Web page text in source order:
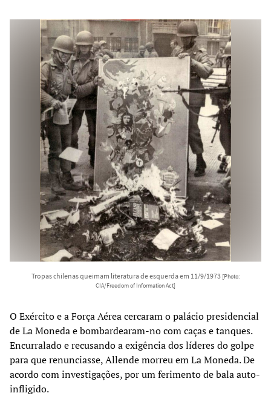
Tropas chilenas queimam literatura de esquerda em 11/9/1973 [Photo:
CIA/Freedom of Information Act]
O Exército e a Força Aérea cercaram o palácio presidencial
de La Moneda e bombardearam-no com caças e tanques.
Encurralado e recusando a exigência dos líderes do golpe
para que renunciasse, Allende morreu em La Moneda. De
acordo com investigações, por um ferimento de bala auto-
infligido.